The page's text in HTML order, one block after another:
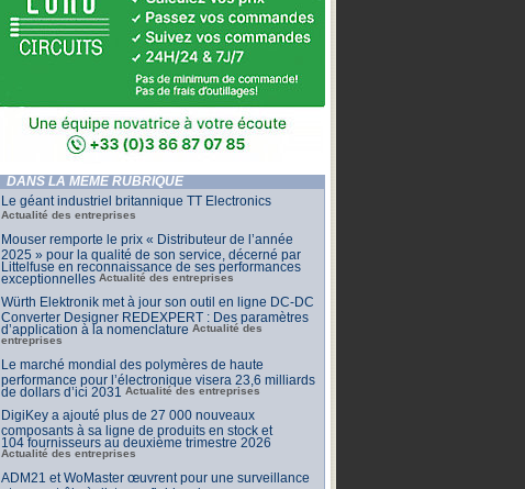
DANS LA MÊME RUBRIQUE
Le géant industriel britannique TT Electronics
Actualité des entreprises
Mouser remporte le prix « Distributeur de l’année
2025 » pour la qualité de son service, décerné par
Littelfuse en reconnaissance de ses performances
exceptionnelles Actualité des entreprises
Würth Elektronik met à jour son outil en ligne DC-DC
Converter Designer REDEXPERT : Des paramètres
d’application à la nomenclature Actualité des
entreprises
Le marché mondial des polymères de haute
performance pour l’électronique visera 23,6 milliards
de dollars d’ici 2031 Actualité des entreprises
DigiKey a ajouté plus de 27 000 nouveaux
composants à sa ligne de produits en stock et
104 fournisseurs au deuxième trimestre 2026
Actualité des entreprises
ADM21 et WoMaster œuvrent pour une surveillance